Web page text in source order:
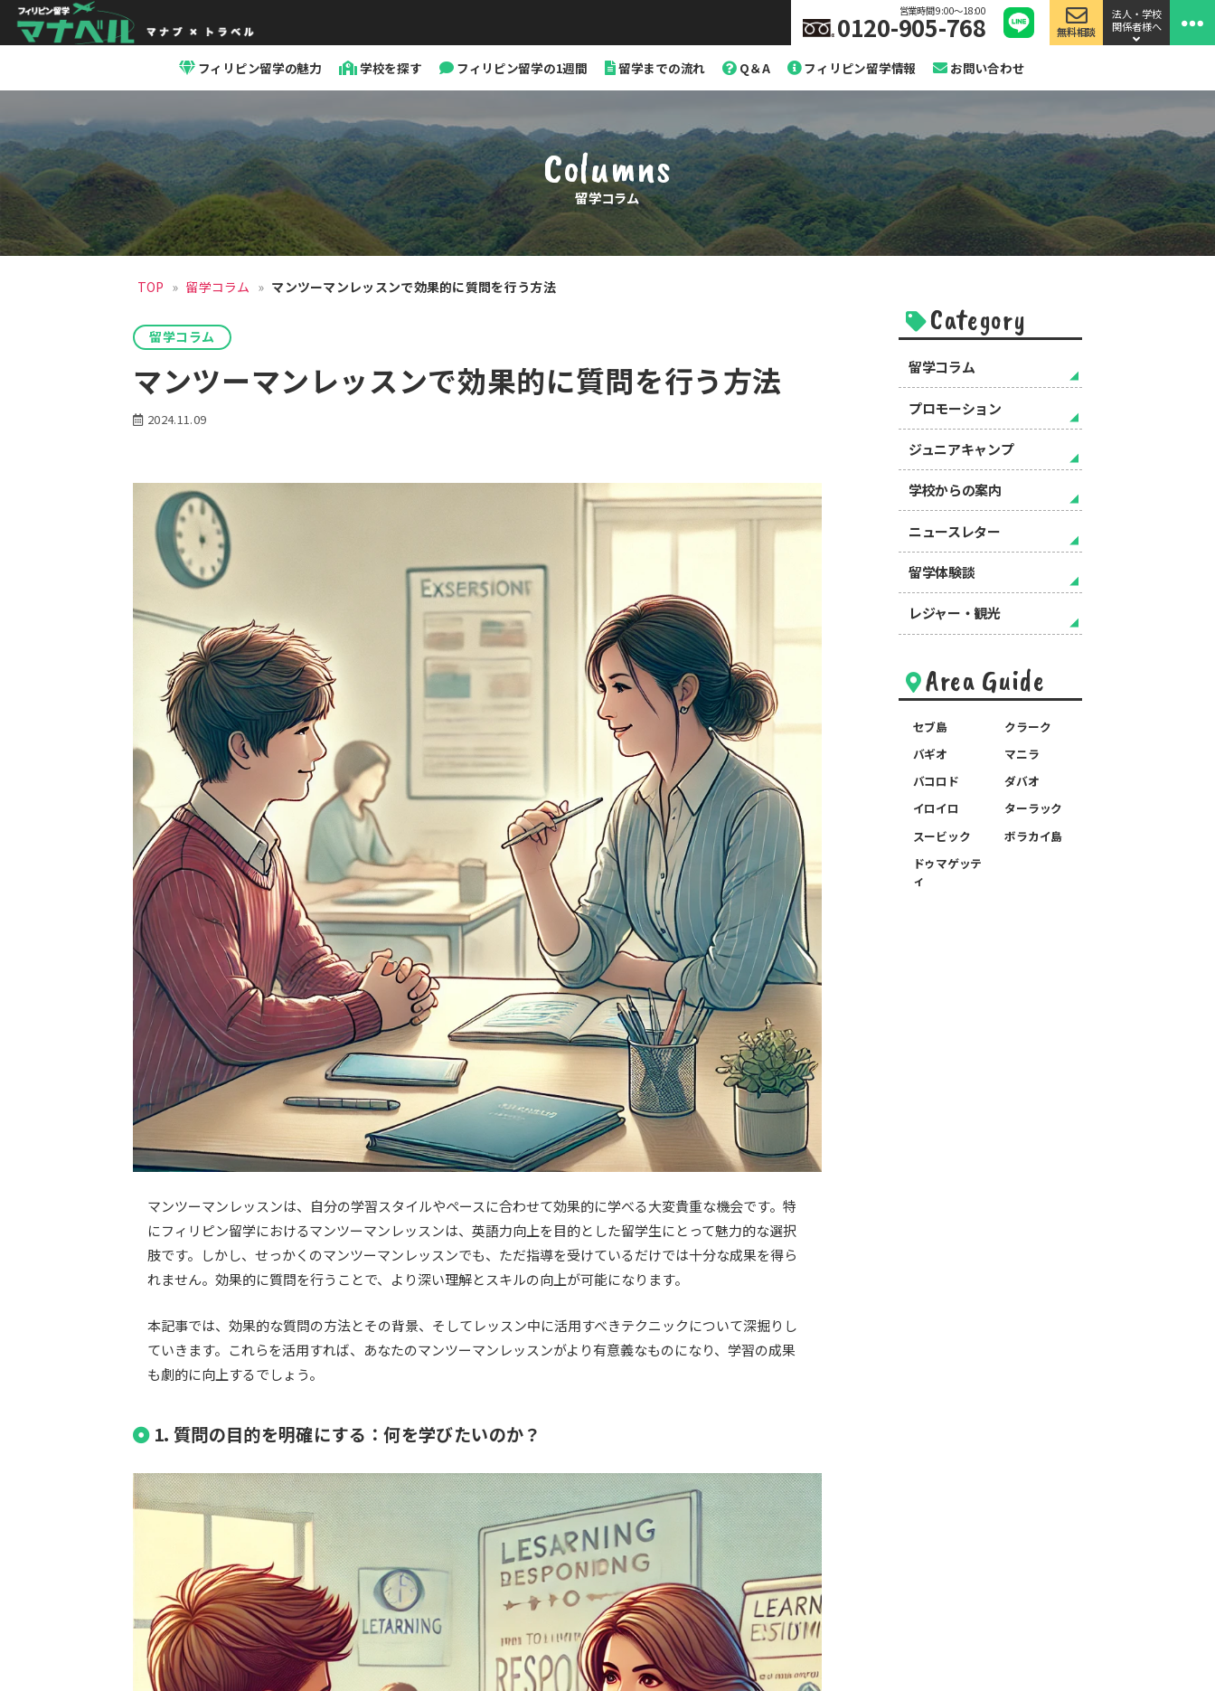
「マ
島
留
学・
フ
ィ
ピ
営業時間 9:00〜18:00
0120-905-768 無料相談
法人・学校
関係者様へ
フィリピン留学の魅力 学校を探す フィリピン留学の1週間 留学までの流れ Q＆A フィリピン留学情報 お問い合わせ
Columns
留学コラム
TOP » 留学コラム » マンツーマンレッスンで効果的に質問を行う方法
リ
ー
留学コラム
マンツーマンレッスンで効果的に質問を行う方法
2024.11.09
マンツーマンレッスンは、自分の学習スタイルやペースに合わせて効果的に学べる大変貴重な機会です。特
にフィリピン留学におけるマンツーマンレッスンは、英語力向上を目的とした留学生にとって魅力的な選択
肢です。しかし、せっかくのマンツーマンレッスンでも、ただ指導を受けているだけでは十分な成果を得ら
れません。効果的に質問を行うことで、より深い理解とスキルの向上が可能になります。
本記事では、効果的な質問の方法とその背景、そしてレッスン中に活用すべきテクニックについて深掘りし
ていきます。これらを活用すれば、あなたのマンツーマンレッスンがより有意義なものになり、学習の成果
も劇的に向上するでしょう。
1. 質問の目的を明確にする：何を学びたいのか？
Category
留学コラム
プロモーション
ジュニアキャンプ
学校からの案内
ニュースレター
留学体験談
レジャー・観光
Area Guide
セブ島
クラーク
バギオ
マニラ
バコロド
ダバオ
イロイロ
ターラック
スービック
ボラカイ島
ドゥマゲッテ
ィ